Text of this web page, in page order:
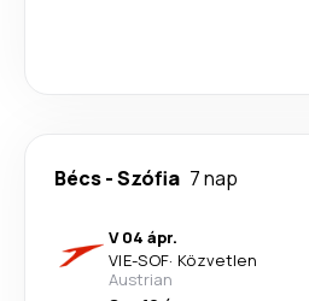
Bécs-Szófia 7 nap
V 04 ápr.
VIE-SOF· Közvetlen
Austrian